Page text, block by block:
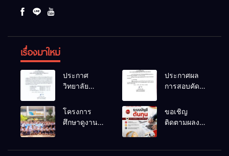
เรื่องมาใหม่
ประกาศ
วิทยาลัย
เรื่อง ประกาศ
ผลการ
พิจารณาแผน
โครงการ
ประกาศผล
การสอบคัด
ลูกจ้าง
ชั่วคราว
รถยนต์
โครงการ
ศึกษาดูงาน
ขอเชิญ
ติดตามผลงาน